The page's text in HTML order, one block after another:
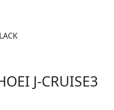
J-CRUISE3